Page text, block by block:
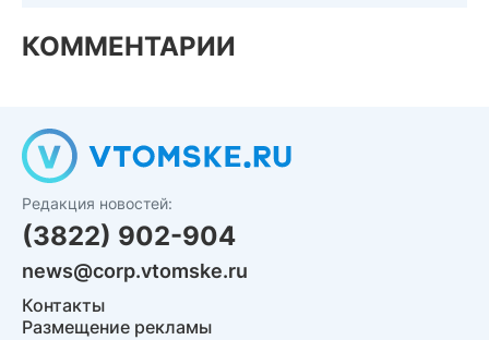
КОММЕНТАРИИ
Редакция новостей:
(3822) 902-904
news@corp.vtomske.ru
Контакты
Размещение рекламы